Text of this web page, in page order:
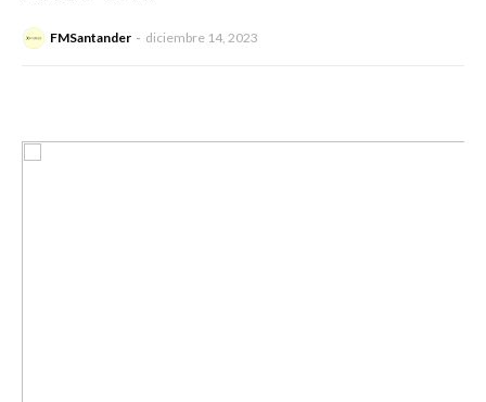
FMSantander diciembre 14, 2023